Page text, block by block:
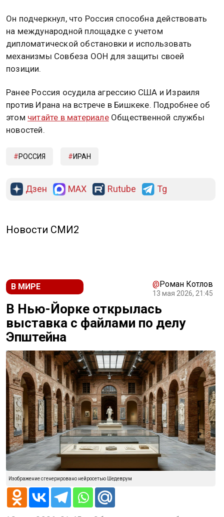
Он подчеркнул, что Россия способна действовать
на международной площадке с учетом
дипломатической обстановки и использовать
механизмы Совбеза ООН для защиты своей
позиции.
Ранее Россия осудила агрессию США и Израиля
против Ирана на встрече в Бишкеке. Подробнее об
этом читайте в материалеОбщественной службы
новостей.
РОССИЯ ИРАН
Дзен MAX Rutube Tg
Новости СМИ2
В МИРЕ @Роман Котлов
13 мая 2026, 21:45
В Нью-Йорке открылась
выставка с файлами по делу
Эпштейна
Изображение сгенерировано нейросетью Шедеврум